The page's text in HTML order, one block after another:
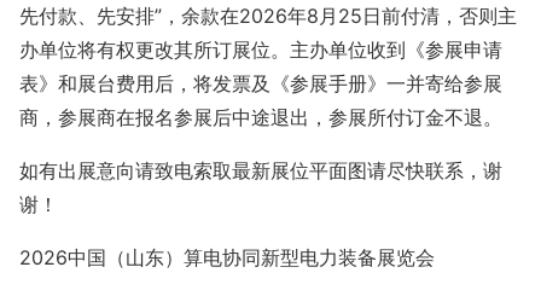
先付款、先安排”，余款在2026年8月25日前付清，否则主
办单位将有权更改其所订展位。主办单位收到《参展申请
表》和展台费用后，将发票及《参展手册》一并寄给参展
商，参展商在报名参展后中途退出，参展所付订金不退。
如有出展意向请致电索取最新展位平面图请尽快联系，谢
谢！
2026中国（山东）算电协同新型电力装备展览会